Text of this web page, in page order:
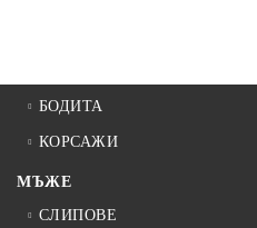
БОДИТА
КОРСАЖИ
МЪЖЕ
СЛИПОВЕ